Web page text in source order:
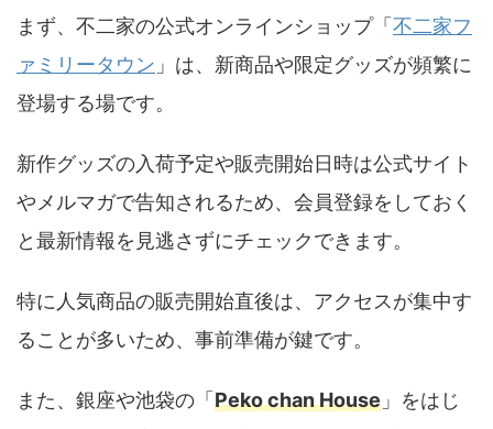
まず、不二家の公式オンラインショップ「 不二家フ
ァミリータウン 」は、新商品や限定グッズが頻繁に
登場する場です。
新作グッズの入荷予定や販売開始日時は公式サイト
やメルマガで告知されるため、会員登録をしておく
と最新情報を見逃さずにチェックできます。
特に人気商品の販売開始直後は、アクセスが集中す
ることが多いため、事前準備が鍵です。
また、銀座や池袋の「 Peko chan House 」をはじ